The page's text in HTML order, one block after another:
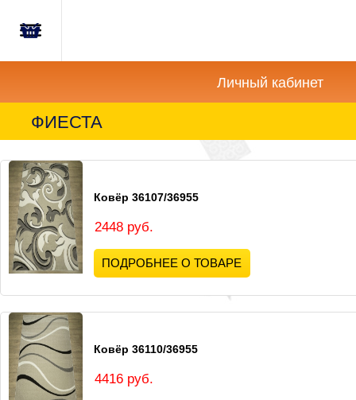
Главная
Новости
Акции
Как
купить?
Вопросы-
Отзывы
Контакты
Корзина
Личный кабинет
ФИЕСТА
Ковёр 36107/36955
2448 руб.
ПОДРОБНЕЕ О ТОВАРЕ
Ковёр 36110/36955
4416 руб.